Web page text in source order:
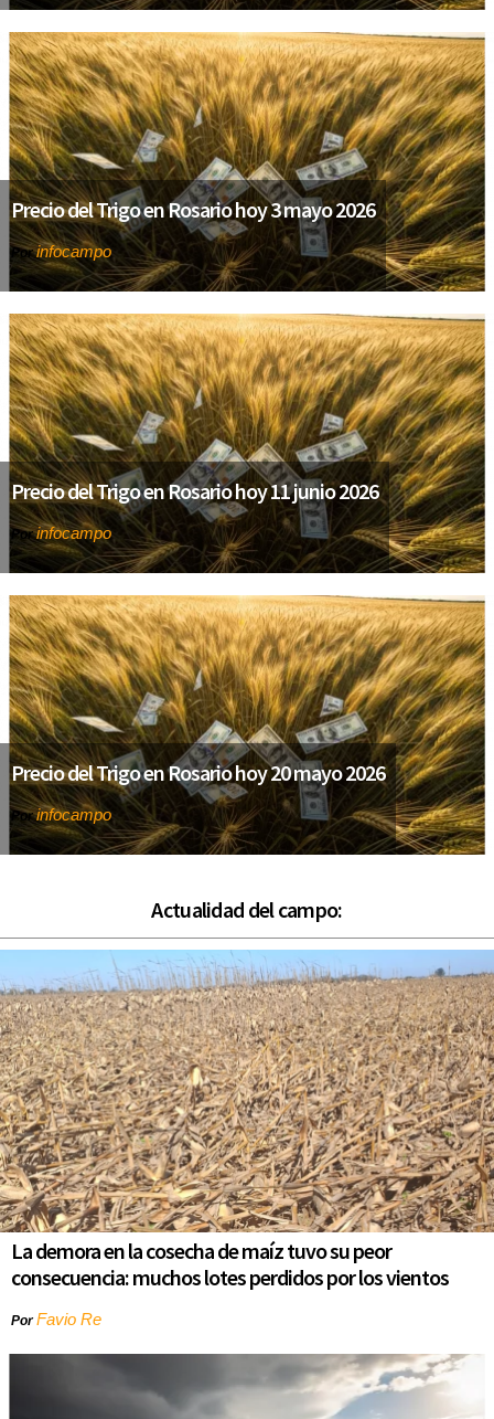
Precio del Trigo en Rosario hoy 3 mayo 2026
Porinfocampo
Precio del Trigo en Rosario hoy 11 junio 2026
Porinfocampo
Precio del Trigo en Rosario hoy 20 mayo 2026
Porinfocampo
Actualidad del campo:
La demora en la cosecha de maíz tuvo su peor
consecuencia: muchos lotes perdidos por los vientos
PorFavio Re